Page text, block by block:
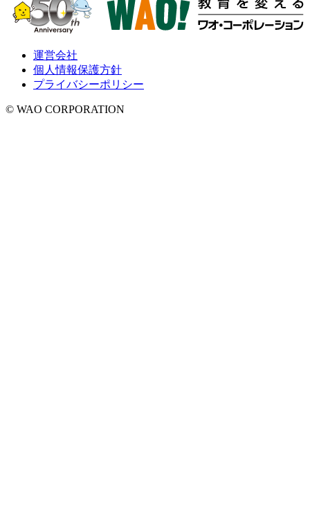
運営会社
個人情報保護方針
プライバシーポリシー
© WAO CORPORATION